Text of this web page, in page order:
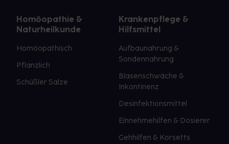
Homöopathie &
Naturheilkunde
Homöopathisch
Pflanzlich
Schüßler Salze
Krankenpflege &
Hilfsmittel
Aufbaunahrung &
Sondennahrung
Blasenschwäche &
Inkontinenz
Desinfektionsmittel
Einnehmehilfen & Dosierer
Gehhilfen & Korsetts